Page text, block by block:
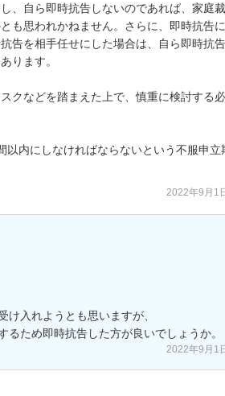
、自ら即時抗告しないのであれば、家庭
も思われかねません。さらに、即時抗告
告を相手任せにした場合は、自ら即時抗
ります。
クなどを踏まえた上で、慎重に検討する
内にしなければならないという不服申立
2022年9月1
入れようとも思いますが、
ため即時抗告した方が良いでしょうか。
2022年9月1